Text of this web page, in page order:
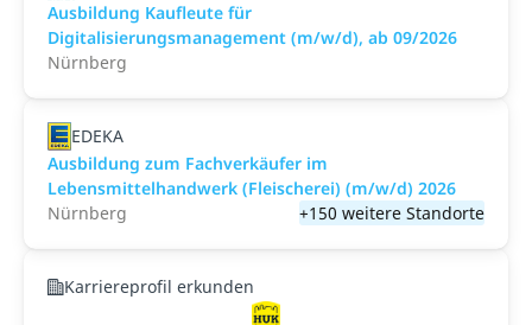
Ausbildung Kaufleute für
Digitalisierungsmanagement (m/w/d), ab 09/2026
Nürnberg
EDEKA
Ausbildung zum Fachverkäufer im
Lebensmittelhandwerk (Fleischerei) (m/w/d) 2026
Nürnberg
+150 weitere Standorte
Karriereprofil erkunden